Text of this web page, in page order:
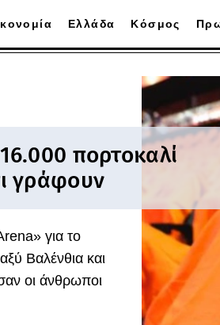
Ελλάδα Κόσμος
πορτοκαλί
γράφουν
για το
Βαλένθια και
οι άνθρωποι